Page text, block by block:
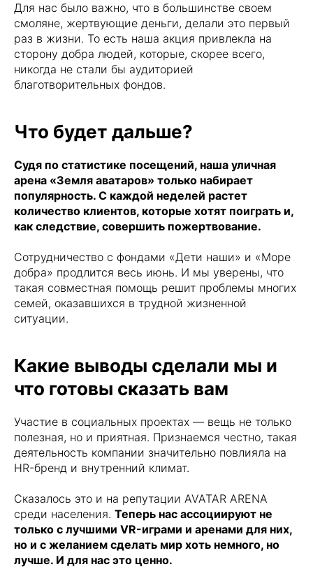
Для нас было важно, что в большинстве своем
смоляне, жертвующие деньги, делали это первый
раз в жизни. То есть наша акция привлекла на
сторону добра людей, которые, скорее всего,
никогда не стали бы аудиторией
благотворительных фондов.
Что будет дальше?
Судя по статистике посещений, наша уличная
арена «Земля аватаров» только набирает
популярность. С каждой неделей растет
количество клиентов, которые хотят поиграть и,
как следствие, совершить пожертвование.
Сотрудничество с фондами «Дети наши» и «Море
добра» продлится весь июнь. И мы уверены, что
такая совместная помощь решит проблемы многих
семей, оказавшихся в трудной жизненной
ситуации.
Какие выводы сделали мы и
что готовы сказать вам
Участие в социальных проектах — вещь не только
полезная, но и приятная. Признаемся честно, такая
деятельность компании значительно повлияла на
HR-бренд и внутренний климат.
Сказалось это и на репутации AVATAR ARENA
среди населения. Теперь нас ассоциируют не
только с лучшими VR-играми и аренами для них,
но и с желанием сделать мир хоть немного, но
лучше. И для нас это ценно.